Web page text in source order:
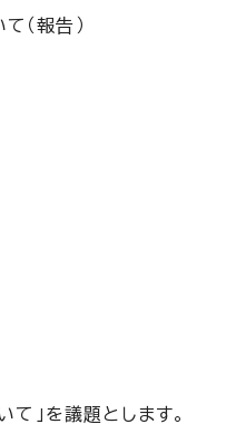
（報告）
」を議題とします。